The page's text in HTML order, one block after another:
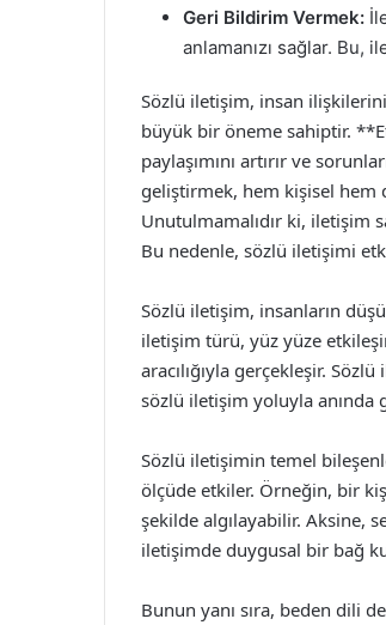
Geri Bildirim Vermek:
anlamanızı sağlar. Bu,
Sözlü iletişim, insan
büyük bir öneme sahiptir.
paylaşımını artırır ve
geliştirmek, hem kişisel hem
Unutulmamalıdır ki, iletişim
Bu nedenle, sözlü iletişimi
Sözlü iletişim, insanların
iletişim türü, yüz yüze
aracılığıyla gerçekleşir.
sözlü iletişim yoluyla
Sözlü iletişimin temel
ölçüde etkiler. Örneğin, bir
şekilde algılayabilir. Aksine,
iletişimde duygusal bir bağ
Bunun yanı sıra, beden dili